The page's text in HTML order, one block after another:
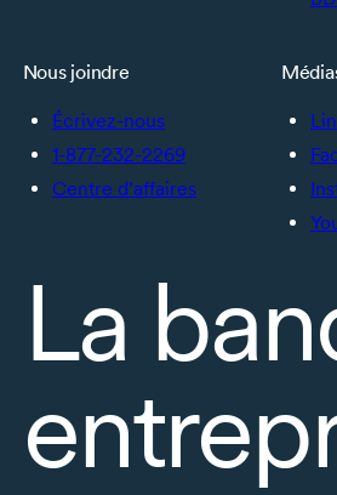
Nous joindre
Écrivez-nous
1-877-232-2269
Centre d’affaires
La